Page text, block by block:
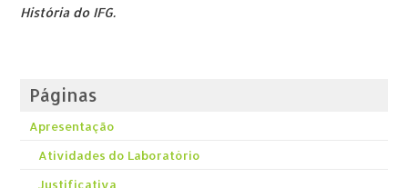
História do IFG.
Páginas
Apresentação
Atividades do Laboratório
Justificativa